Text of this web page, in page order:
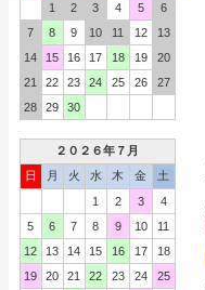
1
2 3 4 5
6
7
8 9 10 11 12
13
14
15 16 17 18 19
20
21
22 23 24 25 26
27
28
29 30
２０２６年７月
日
月 火 水 木 金
土
1
2 3
4
5
6 7 8 9 10
11
12
13 14 15 16 17
18
19
20 21 22 23 24
25